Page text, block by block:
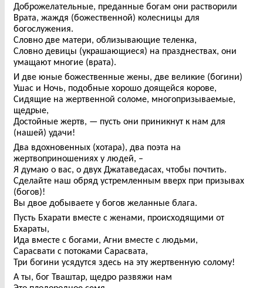
Доброжелательные, преданные богам они растворили
Врата, жаждя (божественной) колесницы для
богослужения.
Словно две матери, облизывающие теленка,
Словно девицы (украшающиеся) на празднествах, они
умащают многие (врата).
И две юные божественные жены, две великие (богини)
Ушас и Ночь, подобные хорошо доящейся корове,
Сидящие на жертвенной соломе, многопризываемые,
щедрые,
Достойные жертв, — пусть они приникнут к нам для
(нашей) удачи!
Два вдохновенных (хотара), два поэта на
жертвоприношениях у людей, –
Я думаю о вас, о двух Джатаведасах, чтобы почтить.
Сделайте наш обряд устремленным вверх при призывах
(богов)!
Вы двое добываете у богов желанные блага.
Пусть Бхарати вместе с женами, происходящими от
Бхараты,
Ида вместе с богами, Агни вместе с людьми,
Сарасвати с потоками Сарасвата,
Три богини усядутся здесь на эту жертвенную солому!
А ты, бог Тваштар, щедро развяжи нам